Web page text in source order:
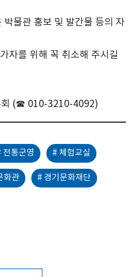
물관 홍보 및 발간물 등의 자
자를 위해 꼭 취소해 주시길
(☎ 010-3210-4092)
전통군영 # 체험교실
화관 # 경기문화재단